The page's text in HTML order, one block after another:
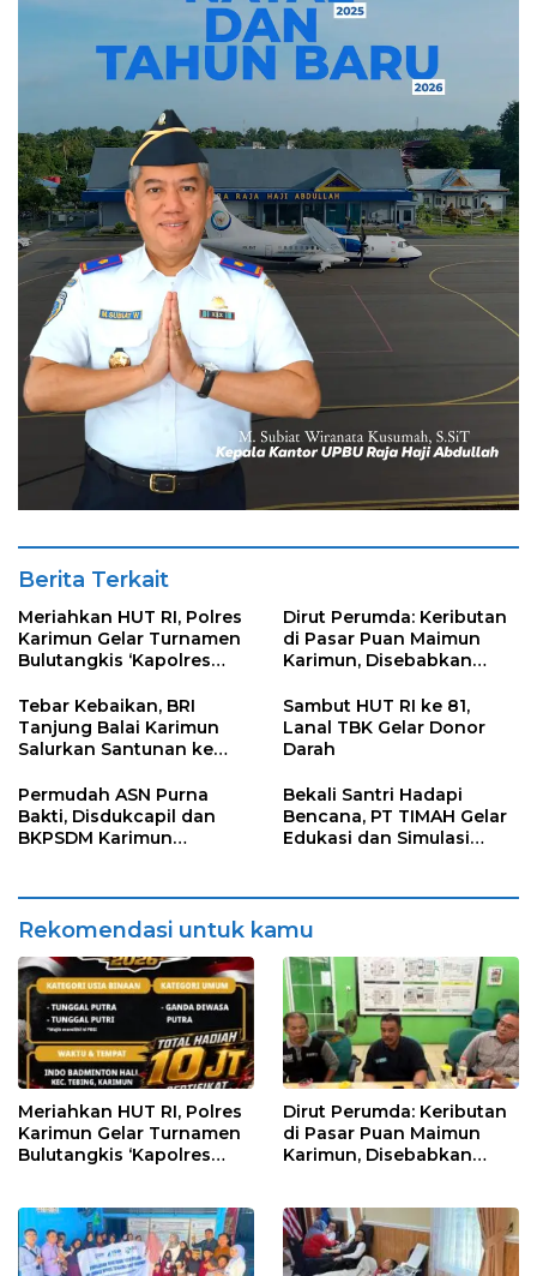
Berita Terkait
Meriahkan HUT RI, Polres
Karimun Gelar Turnamen
Bulutangkis ‘Kapolres
Dirut Perumda: Keributan
di Pasar Puan Maimun
Karimun, Disebabkan
Petugas dan Pedagang
Tebar Kebaikan, BRI
Tanjung Balai Karimun
Salurkan Santunan ke
Sambut HUT RI ke 81,
Lanal TBK Gelar Donor
Darah
Permudah ASN Purna
Bakti, Disdukcapil dan
BKPSDM Karimun
Bekali Santri Hadapi
Bencana, PT TIMAH Gelar
Edukasi dan Simulasi
Darul Furqan
Rekomendasi untuk kamu
Meriahkan HUT RI, Polres
Karimun Gelar Turnamen
Bulutangkis ‘Kapolres
Dirut Perumda: Keributan
di Pasar Puan Maimun
Karimun, Disebabkan